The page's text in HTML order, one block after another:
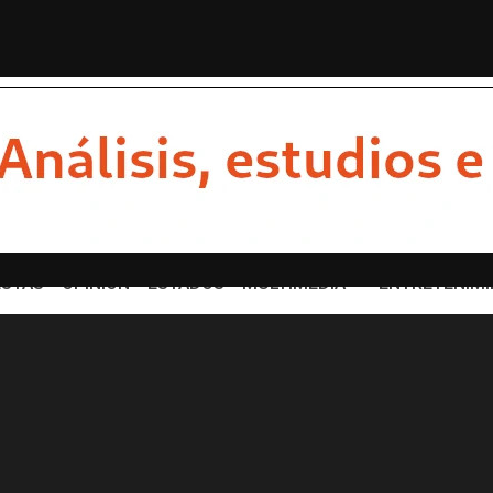
de MVS Noticias tras consol... Estudios de
OPINION ESTADOS MULTIMEDIA